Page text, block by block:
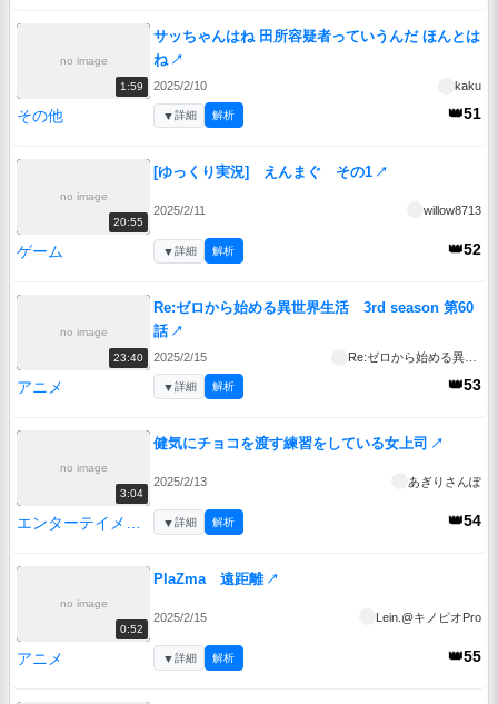
no image
1:59
サッちゃんはね 田所容疑者っていうんだ ほんとは
ね ↗
2025/2/10 kaku
その他 👑51
▼詳細 解析
no image
20:55
[ゆっくり実況] えんまぐ その1 ↗
2025/2/11 willow8713
ゲーム 👑52
▼詳細 解析
no image
23:40
Re:ゼロから始める異世界生活 3rd season 第60
話 ↗
2025/2/15
アニメ 👑53
▼詳細 解析
no image
3:04
健気にチョコを渡す練習をしている女上司 ↗
2025/2/13 あぎりさんぽ
👑54
▼詳細 解析
no image
0:52
PlaZma 遠距離 ↗
2025/2/15 Lein.@キノピオPro
アニメ 👑55
▼詳細 解析